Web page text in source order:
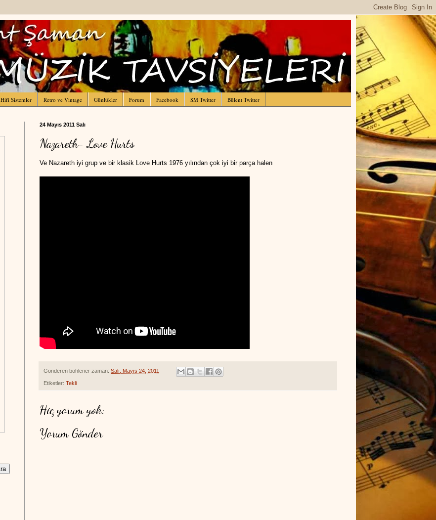
Hifi Sistemler Retro ve Vintage Günlükler Forum Facebook SM Twitter Bülent Twitter
24 Mayıs 2011 Salı
Nazareth- Love Hurts
Ve Nazareth iyi grup ve bir klasik Love Hurts 1976 yılından çok iyi bir parça halen
Gönderen bohlener zaman: Salı, Mayıs 24, 2011
Etiketler: Tekli
Hiç yorum yok:
Yorum Gönder